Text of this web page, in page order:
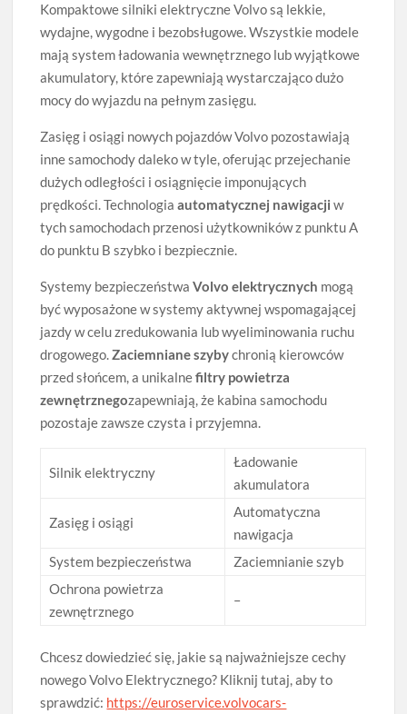
Kompaktowe silniki elektryczne Volvo są lekkie,
wydajne, wygodne i bezobsługowe. Wszystkie modele
mają system ładowania wewnętrznego lub wyjątkowe
akumulatory, które zapewniają wystarczająco dużo
mocy do wyjazdu na pełnym zasięgu.
Zasięg i osiągi nowych pojazdów Volvo pozostawiają
inne samochody daleko w tyle, oferując przejechanie
dużych odległości i osiągnięcie imponujących
prędkości. Technologiaautomatycznej nawigacji w
tych samochodach przenosi użytkowników z punktu A
do punktu B szybko i bezpiecznie.
Systemy bezpieczeństwaVolvo elektrycznych mogą
być wyposażone w systemy aktywnej wspomagającej
jazdy w celu zredukowania lub wyeliminowania ruchu
drogowego.Zaciemniane szybychronią kierowców
przed słońcem, a unikalnefiltry powietrza
zewnętrznegozapewniają, że kabina samochodu
pozostaje zawsze czysta i przyjemna.
Silnik elektryczny
Ładowanie
akumulatora
Zasięg i osiągi
Automatyczna
nawigacja
System bezpieczeństwa
Zaciemnianie szyb
Ochrona powietrza
zewnętrznego
–
Chcesz dowiedzieć się, jakie są najważniejsze cechy
nowego Volvo Elektrycznego? Kliknij tutaj, aby to
sprawdzić: https://euroservice.volvocars-